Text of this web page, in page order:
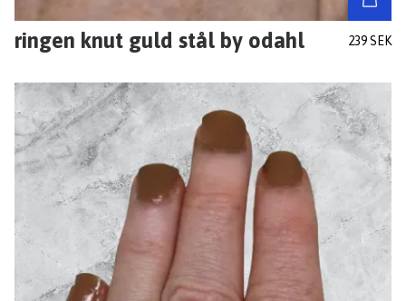
ringen knut guld stål by odahl 239 SEK